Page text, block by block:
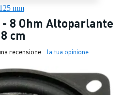
mm
- 8 Ohm Altoparlante
cm
recensione la tua opinione